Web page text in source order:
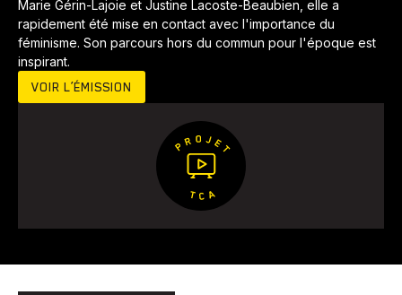
Marie Gérin-Lajoie et Justine Lacoste-Beaubien, elle a
rapidement été mise en contact avec l'importance du
féminisme. Son parcours hors du commun pour l'époque est
inspirant.
VOIR L’ÉMISSION